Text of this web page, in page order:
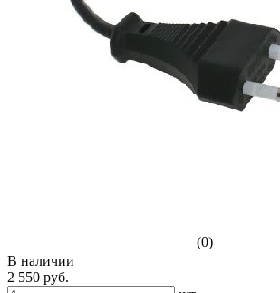
(0)
В наличии
2 550 руб.